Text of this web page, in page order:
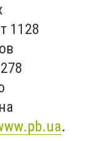
1128
.